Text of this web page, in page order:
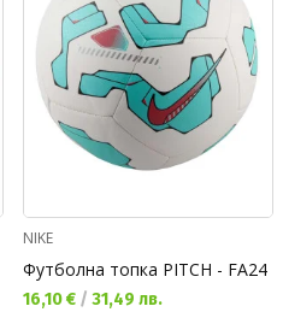
NIKE
Футболна топка PITCH - FA24
Текуща цена:
16,10 € / 31,49 лв.